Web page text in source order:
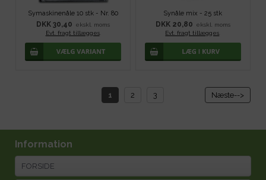
Symaskinenåle 10 stk - Nr. 80
DKK 30,40
ekskl. moms
Evt. fragt tillægges.
Synåle mix - 25 stk
DKK 20,80
ekskl. moms
Evt. fragt tillægges
1 2 3 Næste-->
Information
FORSIDE